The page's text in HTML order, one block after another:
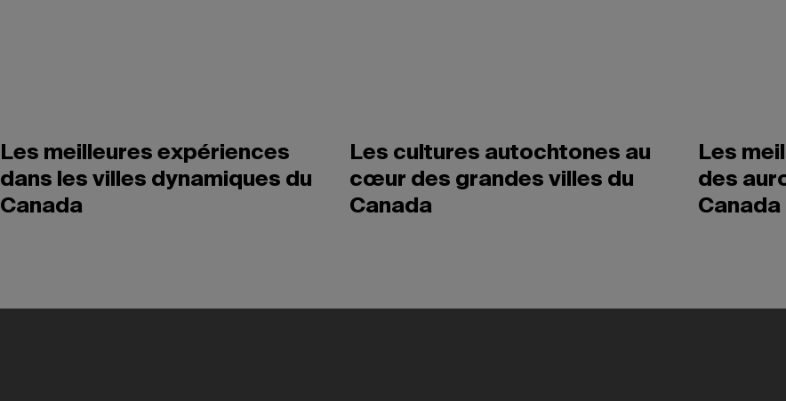
Les meilleures expériences
dans les villes dynamiques du
Canada
Les cultures autochtones au
cœur des grandes villes du
Canada
Les
des
Canada